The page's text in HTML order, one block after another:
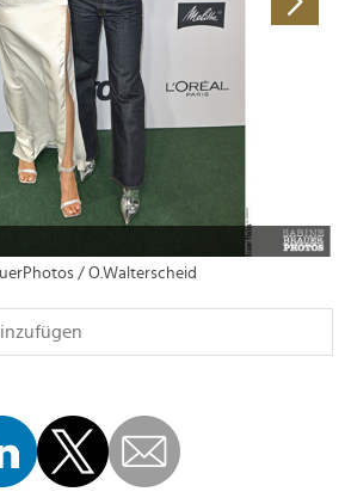
/ O.Walterscheid